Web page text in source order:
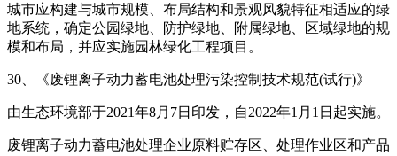
城市应构建与城市规模、布局结构和景观风貌特征相适应的绿
地系统，确定公园绿地、防护绿地、附属绿地、区域绿地的规
模和布局，并应实施园林绿化工程项目。
30、《废锂离子动力蓄电池处理污染控制技术规范(试行)》
由生态环境部于2021年8月7日印发，自2022年1月1日起实施。
废锂离子动力蓄电池处理企业原料贮存区、处理作业区和产品